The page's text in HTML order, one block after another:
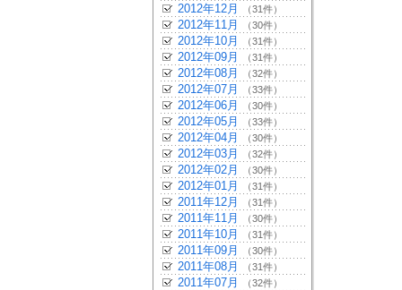
2012年12月 （31件）
2012年11月 （30件）
2012年10月 （31件）
2012年09月 （31件）
2012年08月 （32件）
2012年07月 （33件）
2012年06月 （30件）
2012年05月 （33件）
2012年04月 （30件）
2012年03月 （32件）
2012年02月 （30件）
2012年01月 （31件）
2011年12月 （31件）
2011年11月 （30件）
2011年10月 （31件）
2011年09月 （30件）
2011年08月 （31件）
2011年07月 （32件）